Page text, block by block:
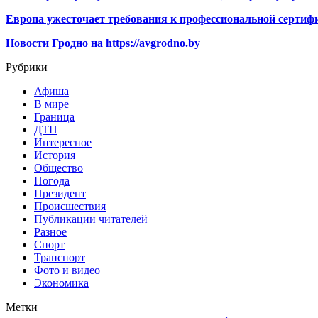
Европа ужесточает требования к профессиональной
Новости Гродно на https://avgrodno.by
Рубрики
Афиша
В мире
Граница
ДТП
Интересное
История
Общество
Погода
Президент
Происшествия
Публикации читателей
Разное
Спорт
Транспорт
Фото и видео
Экономика
Метки